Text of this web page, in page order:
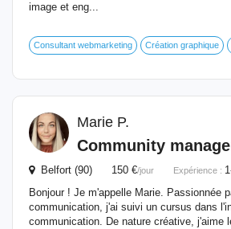
image et eng...
Consultant webmarketing Création graphique
Marie P.
Community
Belfort (90) 150 €/jour Expérience :
Bonjour ! Je m'appelle Marie. Passionnée
communication, j'ai suivi un cursus dans
communication. De nature créative, j'aime